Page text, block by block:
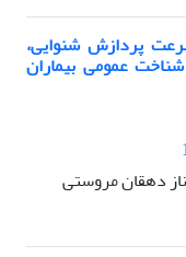
پردازش شنوایی،
عمومی بیماران
دهقان مروستی